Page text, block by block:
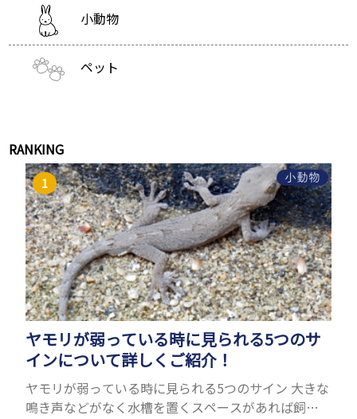
小動物
ペット
RANKING
小動物
ヤモリが弱っている時に見られる5つのサ
インについて詳しくご紹介！
ヤモリが弱っている時に見られる5つのサイン 大きな
鳴き声などがなく水槽を置くスペースがあれば飼う